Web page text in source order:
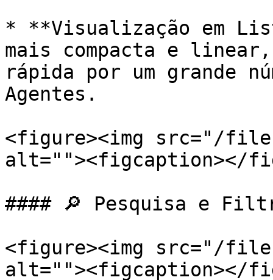
* **Visualização em
mais compacta e
rápida por um grande
Agentes.
<figure><img src="/files/
alt=""><figcaption></
#### 🔎 Pesquisa e
<figure><img src="/files/
alt=""><figcaption></